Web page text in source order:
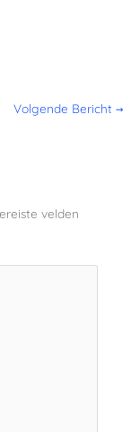
Volgende Bericht →
velden